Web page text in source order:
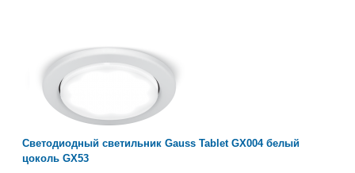
Светодиодный светильник Gauss Tablet GX004 белый
цоколь GX53